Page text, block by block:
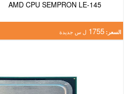
AMD CPU SEMPRON LE-145
السعر: 1755 ل س جديدة